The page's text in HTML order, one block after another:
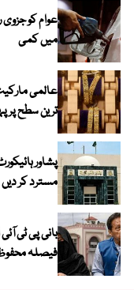
عوام کو
میں کمی
ترین سطح پر
پشاور
مسترد کر دیں
بانی پی ٹی
فیصلہ